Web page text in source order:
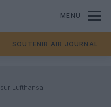
MENU
SOUTENIR AIR JOURNAL
Lufthansa